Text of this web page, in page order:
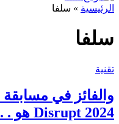
الرئيسية»سلفا
سلفا
تقنية
Disrupt 2024 هو . . . صحة سلفا